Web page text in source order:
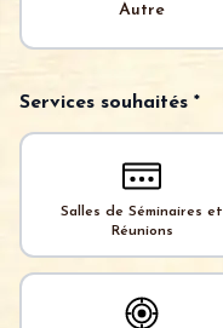
Autre
Services souhaités *
Salles de Séminaires et
Réunions